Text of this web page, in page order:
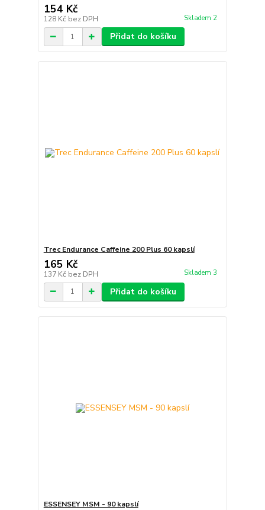
154 Kč
128 Kč bez DPH Skladem 2
Přidat do košíku
Trec Endurance Caffeine 200 Plus 60 kapslí
165 Kč
137 Kč bez DPH Skladem 3
Přidat do košíku
ESSENSEY MSM - 90 kapslí